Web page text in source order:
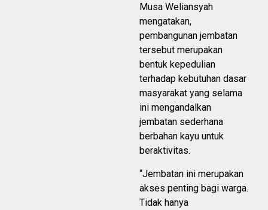
Musa Weliansyah
mengatakan,
pembangunan jembatan
tersebut merupakan
bentuk kepedulian
terhadap kebutuhan dasar
masyarakat yang selama
ini mengandalkan
jembatan sederhana
berbahan kayu untuk
beraktivitas.
“Jembatan ini merupakan
akses penting bagi warga.
Tidak hanya